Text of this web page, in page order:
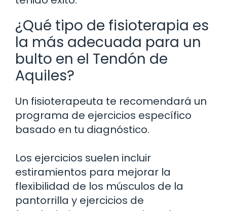
¿Qué tipo de fisioterapia es
la más adecuada para un
bulto en el Tendón de
Aquiles?
Un fisioterapeuta te recomendará un
programa de ejercicios específico
basado en tu diagnóstico.
Los ejercicios suelen incluir
estiramientos para mejorar la
flexibilidad de los músculos de la
pantorrilla y ejercicios de